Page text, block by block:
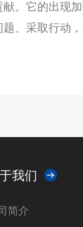
它的出现
、采取行动
我们
简介